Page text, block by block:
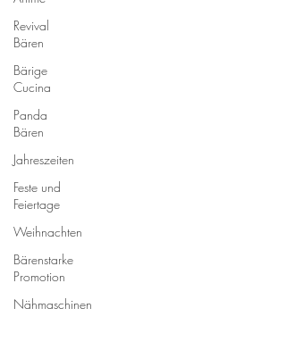
Revival
Bären
Bärige
Cucina
Panda
Bären
Jahreszeiten
Feste und
Feiertage
Weihnachten
Bärenstarke
Promotion
Nähmaschinen